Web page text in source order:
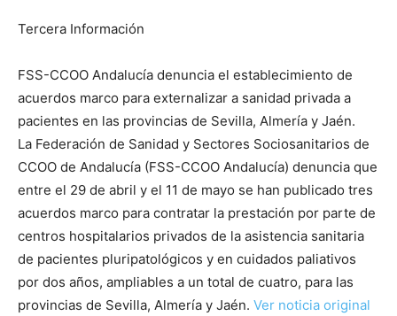
Tercera Información
FSS-CCOO Andalucía denuncia el establecimiento de
acuerdos marco para externalizar a sanidad privada a
pacientes en las provincias de Sevilla, Almería y Jaén.
La Federación de Sanidad y Sectores Sociosanitarios de
CCOO de Andalucía (FSS-CCOO Andalucía) denuncia que
entre el 29 de abril y el 11 de mayo se han publicado tres
acuerdos marco para contratar la prestación por parte de
centros hospitalarios privados de la asistencia sanitaria
de pacientes pluripatológicos y en cuidados paliativos
por dos años, ampliables a un total de cuatro, para las
provincias de Sevilla, Almería y Jaén. Ver noticia original